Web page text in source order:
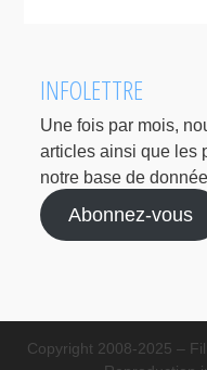
INFOLETTRE
Une fois par mois,
articles ainsi que les
notre base de
Abonnez-vous
Copyright 2008-2025 –